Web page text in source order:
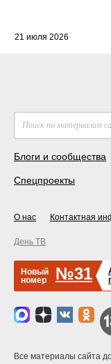
21 июля 2026
Блоги и сообщества
Спецпроекты
О нас Контактная
День ТВ
Новый
номер
№31
Все материалы сайта